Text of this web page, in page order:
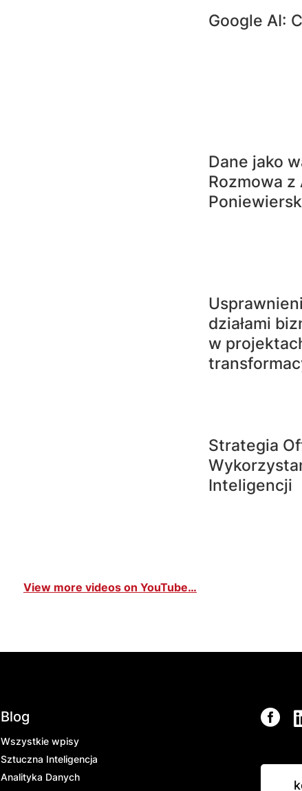
Google AI:
Dane jako
Rozmowa z
działami
w
Strategia
Inteligencji
View more videos on YouTube…
Blog
Wszystkie wpisy
Sztuczna Inteligencja
Analityka Danych
